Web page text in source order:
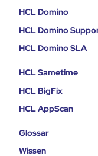
HCL Domino
HCL Domino
HCL Domino SLA
HCL Sametime
HCL BigFix
HCL AppScan
Glossar
Wissen